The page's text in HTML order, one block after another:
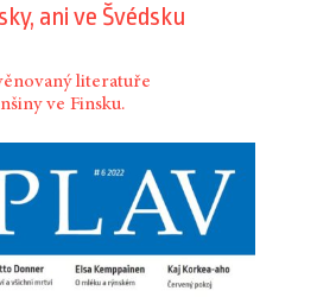
ani ve Švédsku
literatuře
ve Finsku.